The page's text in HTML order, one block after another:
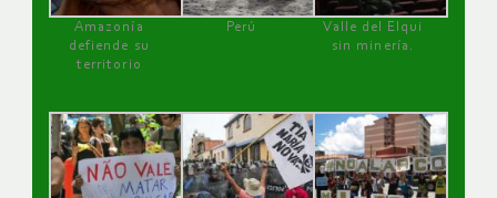
Amazonía
defiende su
territorio
Perú
Valle del Elqui
sin minería.